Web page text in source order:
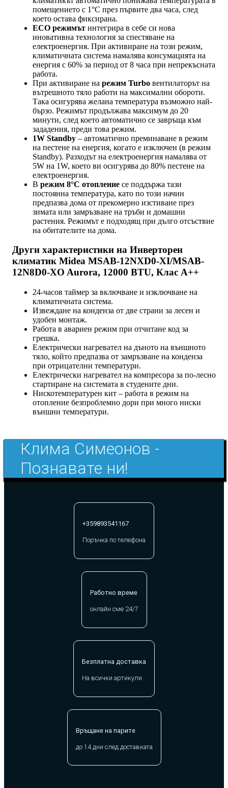
помещението с 1°C през първите два часа, след
което остава фиксирана.
ECO режимът интегрира в себе си нова
иновативна технология за спестяване на
електроенергия. При активиране на този режим,
климатичната система намалява консумацията на
енергия с 60% за период от 8 часа при непрекъсната
работа.
При активиране на режим Turbo вентилаторът на
вътрешното тяло работи на максимални обороти.
Така осигурява желана температура възможно най-
бързо. Режимът продължава максимум до 20
минути, след което автоматично се завръща към
зададения, преди това режим.
1W Standby – автоматично преминаване в режим
на пестене на енергия, когато е изключен (в режим
Standby). Разходът на електроенергия намалява от
5W на 1W, което ви осигурява до 80% пестене на
електроенергия.
В режим 8°C отопление се поддържа тази
постоянна температура, като по този начин
предпазва дома от прекомерно изстиване през
зимата или замръзване на тръби и домашни
растения. Режимът е подходящ при дълго отсъствие
на обитателите на дома.
Други характеристики на Инверторен
климатик Midea MSAB-12NXD0-XI/MSAB-
12N8D0-XO Aurora, 12000 BTU, Клас A++
24-часов таймер за включване и изключване на
климатичната система.
Извеждане на конденза от две страни за лесен и
удобен монтаж.
Работа в авариен режим при отчитане код за
грешка.
Електрически нагревател на дъното на външното
тяло, който предпазва от замръзване на конденза
при отрицателни температури.
Електрически нагревател на компресора за по-лесно
стартиране на системата в студените дни.
Нискотемпературен кит – работа в режим на
отопление безпроблемно дори при много ниски
външни температури.
Клима Симеонов -
Познавате ни!
+359893541167
Поръчка по телефона
Работно време
онлайн сме 24/7
Безплатна доставка
На всички артикули
Връщане на парите
до 14 дни след доставката